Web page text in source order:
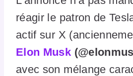
réagir le patron de
actif sur X
Elon Musk
avec son mélange